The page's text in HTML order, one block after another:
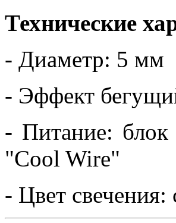
Технические
- Диаметр: 5 мм
- Эффект
- Питание: блок
"Cool Wire"
- Цвет свечения: